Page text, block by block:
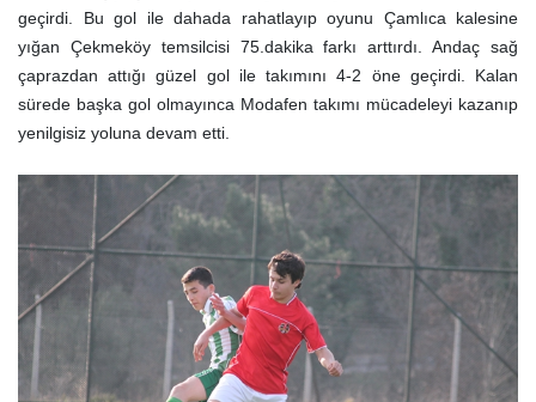
geçirdi. Bu gol ile dahada rahatlayıp oyunu Çamlıca kalesine
yığan Çekmeköy temsilcisi 75.dakika farkı arttırdı. Andaç sağ
çaprazdan attığı güzel gol ile takımını 4-2 öne geçirdi. Kalan
sürede başka gol olmayınca Modafen takımı mücadeleyi kazanıp
yenilgisiz yoluna devam etti.